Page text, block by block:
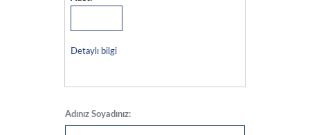
Detaylı bilgi
Adınız Soyadınız: